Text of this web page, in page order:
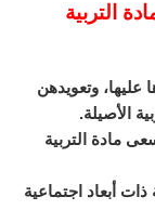
التربية
عليها، وتعويدهن
الأصيلة.
مادة التربية
أبعاد اجتماعية